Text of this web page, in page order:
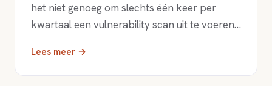
het niet genoeg om slechts één keer per
kwartaal een vulnerability scan uit te voeren…
Lees meer →